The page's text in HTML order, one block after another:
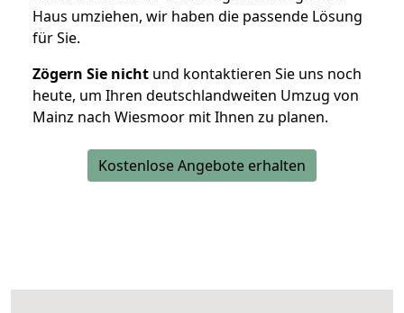
Haus umziehen, wir haben die passende Lösung
für Sie.
Zögern Sie nicht und kontaktieren Sie uns noch
heute, um Ihren deutschlandweiten Umzug von
Mainz nach Wiesmoor mit Ihnen zu planen.
Kostenlose Angebote erhalten